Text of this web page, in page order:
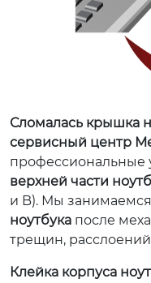
Сломалась крышка
сервисный центр
профессиональные
верхней части
и B). Мы занимаемся
ноутбука после
трещин,
Клейка корпуса